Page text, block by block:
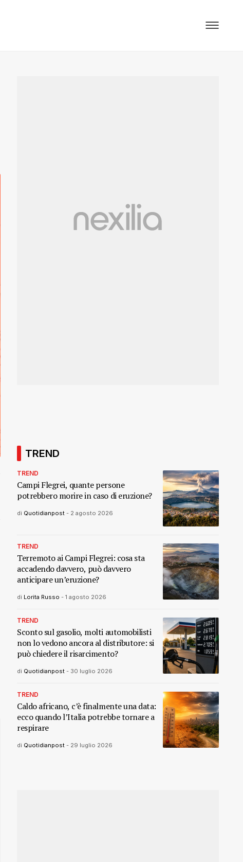
TREND
TREND
Campi Flegrei, quante persone
potrebbero morire in caso di eruzione?
di Quotidianpost - 2 agosto 2026
TREND
Terremoto ai Campi Flegrei: cosa sta
accadendo davvero, può davvero
anticipare un’eruzione?
di Lorita Russo - 1 agosto 2026
TREND
Sconto sul gasolio, molti automobilisti
non lo vedono ancora al distributore: si
può chiedere il risarcimento?
di Quotidianpost - 30 luglio 2026
TREND
Caldo africano, c’è finalmente una data:
ecco quando l’Italia potrebbe tornare a
respirare
di Quotidianpost - 29 luglio 2026